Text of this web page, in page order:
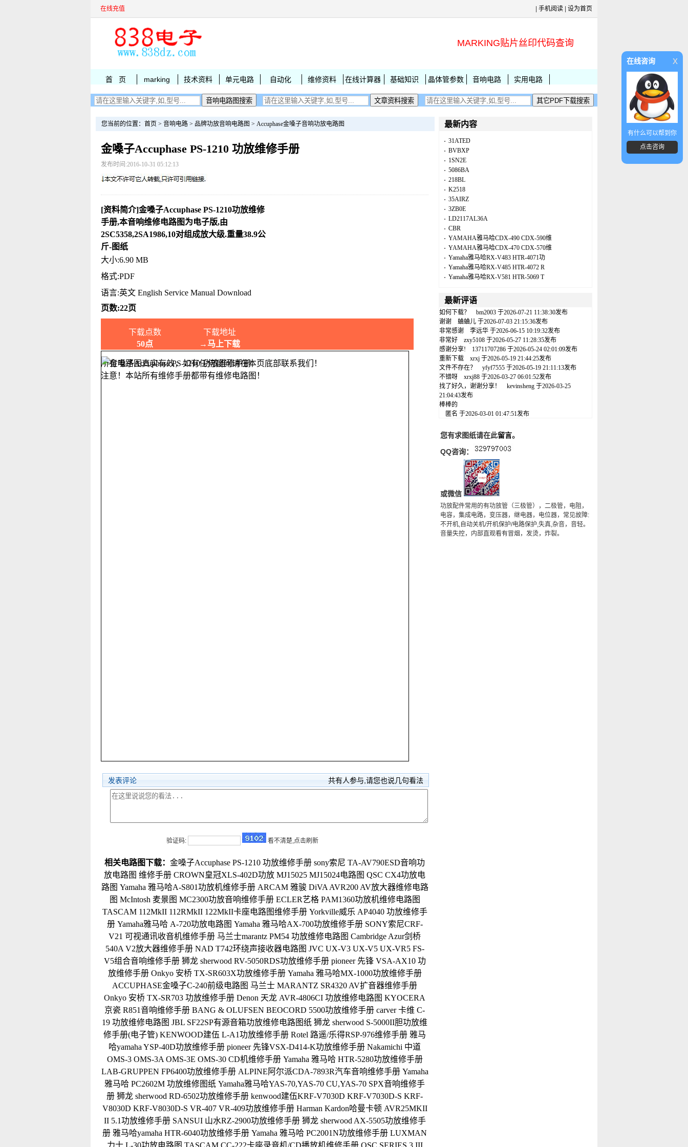
在线充值 手机阅读 设为首页
MARKING贴片丝印代码查询
首 页 marking 技术资料 单元电路 自动化 维修资料 在线计算器 基础知识 晶体管参数 音响电路 实用电路
您当前的位置： 首页 > 音响电路 > 品牌功放音响电路图 > Accuphase金嗓子音响功放电路图
金嗓子Accuphase PS-1210 功放维修手册
发布时间:2016-10-31 05:12:13
[资料简介]金嗓子Accuphase PS-1210功放维修
手册,本音响维修电路图为电子版,由
2SC5358,2SA1986,10对组成放大级.重量38.9公
斤-图纸
大小:6.90 MB
格式:PDF
语言:英文 English Service Manual Download
页数:22页
下载点数
下载地址
50点
→马上下载
所有电路图真实有效，如有任何疑问请在本页底部联系我们！
注意！本站所有维修手册都带有维修电路图！
发表评论 共有人参与,请您也说几句看法
验证码: 看不清楚,点击刷新
相关电路图下载： 金嗓子Accuphase PS-1210 功放维修手册 sony索尼 TA-AV790ESD音响功
放电路图 维修手册 CROWN皇冠XLS-402D功放 MJ15025 MJ15024电路图 QSC CX4功放电
路图 Yamaha 雅马哈A-S801功放机维修手册 ARCAM 雅骏 DiVA AVR200 AV放大器维修电路
图 McIntosh 麦景图 MC2300功放音响维修手册 ECLER艺格 PAM1360功放机维修电路图
TASCAM 112MkII 112RMkII 122MkII卡座电路图维修手册 Yorkville威乐 AP4040 功放维修手
册 Yamaha雅马哈 A-720功放电路图 Yamaha 雅马哈AX-700功放维修手册 SONY索尼CRF-
V21 可视通讯收音机维修手册 马兰士marantz PM54 功放维修电路图 Cambridge Azur剑桥
540A V2放大器维修手册 NAD T742环绕声接收器电路图 JVC UX-V3 UX-V5 UX-VR5 FS-
V5组合音响维修手册 狮龙 sherwood RV-5050RDS功放维修手册 pioneer 先锋 VSA-AX10 功
放维修手册 Onkyo 安桥 TX-SR603X功放维修手册 Yamaha 雅马哈MX-1000功放维修手册
ACCUPHASE金嗓子C-240前级电路图 马兰士 MARANTZ SR4320 AV扩音器维修手册
Onkyo 安桥 TX-SR703 功放维修手册 Denon 天龙 AVR-4806CI 功放维修电路图 KYOCERA
京瓷 R851音响维修手册 BANG & OLUFSEN BEOCORD 5500功放维修手册 carver 卡维 C-
19 功放维修电路图 JBL SF22SP有源音箱功放维修电路图纸 狮龙 sherwood S-5000II胆功放维
修手册(电子管) KENWOOD建伍 L-A1功放维修手册 Rotel 路遥/乐得RSP-976维修手册 雅马
哈yamaha YSP-40D功放维修手册 pioneer 先锋VSX-D414-K功放维修手册 Nakamichi 中道
OMS-3 OMS-3A OMS-3E OMS-30 CD机维修手册 Yamaha 雅马哈 HTR-5280功放维修手册
LAB-GRUPPEN FP6400功放维修手册 ALPINE阿尔派CDA-7893R汽车音响维修手册 Yamaha
雅马哈 PC2602M 功放维修图纸 Yamaha雅马哈YAS-70,YAS-70 CU,YAS-70 SPX音响维修手
册 狮龙 sherwood RD-6502功放维修手册 kenwood建伍KRF-V7030D KRF-V7030D-S KRF-
V8030D KRF-V8030D-S VR-407 VR-409功放维修手册 Harman Kardon哈曼卡顿 AVR25MKII
II 5.1功放维修手册 SANSUI 山水RZ-2900功放维修手册 狮龙 sherwood AX-5505功放维修手
册 雅马哈yamaha HTR-6040功放维修手册 Yamaha 雅马哈 PC2001N功放维修手册 LUXMAN
力士 L-30功放电路图 TASCAM CC-222卡座录音机/CD播放机维修手册 QSC SERIES 3 III
最新内容
31ATED
BVBXP
1SN2E
5086BA
218BL
K2518
35AIRZ
3ZB0E
LD2117AL36A
CBR
YAMAHA雅马哈CDX-490 CDX-590维
YAMAHA雅马哈CDX-470 CDX-570维
Yamaha雅马哈RX-V483 HTR-4071功
Yamaha雅马哈RX-V485 HTR-4072 R
Yamaha雅马哈RX-V581 HTR-5069 T
最新评语
如何下载？ bm2003 于2026-07-21 11:38:30发布
谢谢
蛐蛐儿 于2026-07-03 21:15:36发布
非常感谢
李远华 于2026-06-15 10:19:32发布
非常好
zxy5108 于2026-05-27 11:28:35发布
感谢分享!
13711707286 于2026-05-24 02:01:09发布
重新下载
xrxj 于2026-05-19 21:44:25发布
文件不存在？
yfyf7555 于2026-05-19 21:11:13发布
不错呀
xrxj88 于2026-03-27 06:01:52发布
找了好久，谢谢分享！
kevinsheng 于2026-03-25
21:04:43发布
棒棒的
匿名 于2026-03-01 01:47:51发布
您有求图纸请在此留言。
QQ咨询：
或微信
功放配件常用的有功放管（三极管），二极管，电阻，
电容，集成电路，变压器，继电器，电位器，常见故障:
不开机,自动关机/开机保护/电路保护,失真,杂音，音轻。
音量失控，内部直观看有冒烟，发烫，炸裂。
在线咨询 x
有什么可以帮到你
点击咨询